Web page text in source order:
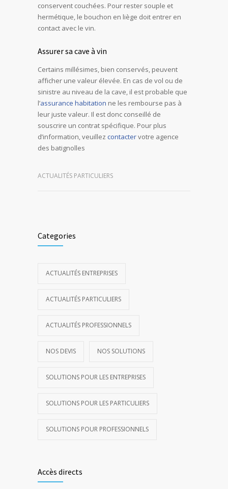
conservent couchées. Pour rester souple et
hermétique, le bouchon en liège doit entrer en
contact avec le vin.
Assurer sa cave à vin
Certains millésimes, bien conservés, peuvent
afficher une valeur élevée. En cas de vol ou de
sinistre au niveau de la cave, il est probable que
l’assurance habitation ne les rembourse pas à
leur juste valeur. Il est donc conseillé de
souscrire un contrat spécifique. Pour plus
d’information, veuillez contactervotre agence
des batignolles
ACTUALITÉS PARTICULIERS
Categories
ACTUALITÉS ENTREPRISES
ACTUALITÉS PARTICULIERS
ACTUALITÉS PROFESSIONNELS
NOS DEVIS NOS SOLUTIONS
SOLUTIONS POUR LES ENTREPRISES
SOLUTIONS POUR LES PARTICULIERS
SOLUTIONS POUR PROFESSIONNELS
Accès directs